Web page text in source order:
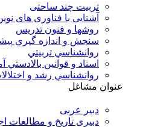
تربیت چند ساحتی
آشنایی با فناوری های
روشها و فنون تدريس
سنجش و اندازه گيري
روانشناسي تربيتي
اسناد و قوانين
روانشناسي رشد و
عنوان مشاغل
دبير عربی
دبیری تاریخ و مطالعات